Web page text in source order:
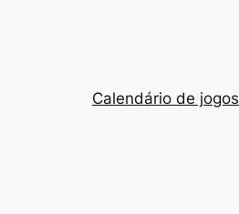
Calendário de jogos